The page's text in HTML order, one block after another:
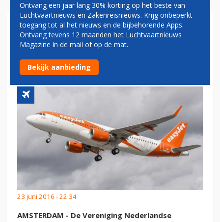
STAKING EASYJET
OPGESCHORT IN
AFWACHTING KORT GEDING
23 juni 2016 - 22:34
AMSTERDAM - De Vereniging Nederlandse
Ontvang een jaar lang 30% korting op het beste van
Luchtvaartnieuws en Zakenreisnieuws. Krijg onbeperkt
toegang tot al het nieuws en de bijbehorende Apps.
Ontvang tevens 12 maanden het Luchtvaartnieuws
Magazine in de mail of op de mat.
Bekijk aanbieding